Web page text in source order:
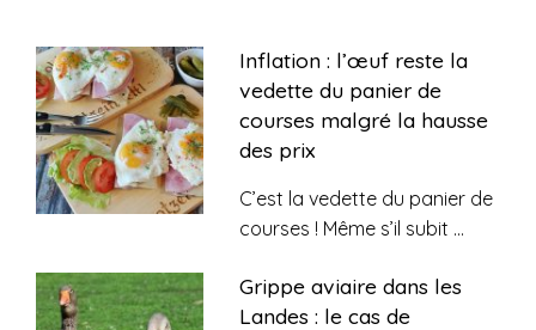
Inflation : l’œuf reste la
vedette du panier de
courses malgré la hausse
des prix
C’est la vedette du panier de
courses ! Même s’il subit ...
Grippe aviaire dans les
Landes : le cas de